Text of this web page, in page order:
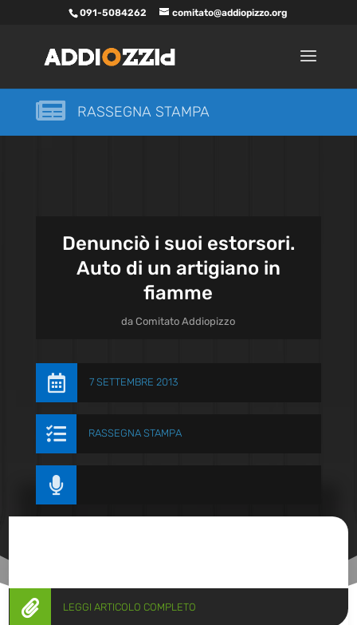
091-5084262 comitato@addiopizzo.org
 RASSEGNA STAMPA
Denunciò i suoi estorsori.
Auto di un artigiano in
fiamme
daComitato Addiopizzo
 7 SETTEMBRE 2013
 RASSEGNA STAMPA

 LEGGI ARTICOLO COMPLETO